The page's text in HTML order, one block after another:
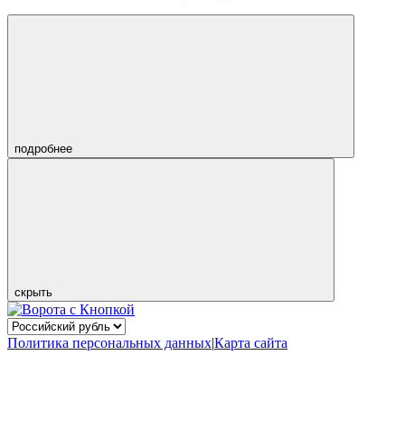
подробнее
скрыть
Политика персональных данных|Карта сайта